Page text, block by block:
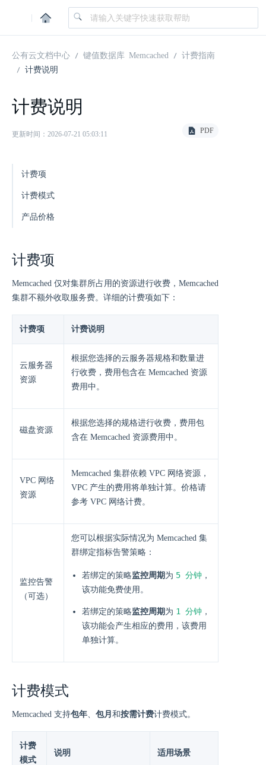
|
公有云文档中心 键值数据库 Memcached
计费指南
计费说明
计费说明
更新时间：2026-07-21 05:03:11 PDF
计费项
计费模式
产品价格
计费项
Memcached 仅对集群所占用的资源进行收费，Memcached
集群不额外收取服务费。详细的计费项如下：
计费项 计费说明
云服务器
资源
根据您选择的云服务器规格和数量进
行收费，费用包含在 Memcached 资源
费用中。
磁盘资源
根据您选择的规格进行收费，费用包
含在 Memcached 资源费用中。
VPC 网络
资源
Memcached 集群依赖 VPC 网络资源，
VPC 产生的费用将单独计算。价格请
参考 VPC 网络计费。
监控告警
（可选）
您可以根据实际情况为 Memcached 集
群绑定指标告警策略：
若绑定的策略监控周期 为 5 分钟 ，
该功能免费使用。
若绑定的策略监控周期 为 1 分钟 ，
该功能会产生相应的费用，该费用
单独计算。
计费模式
Memcached 支持包年、 包月 和按需计费计费模式。
计费
模式
说明 适用场景